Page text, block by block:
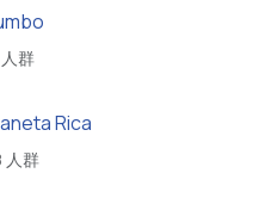
群
Rica
人群